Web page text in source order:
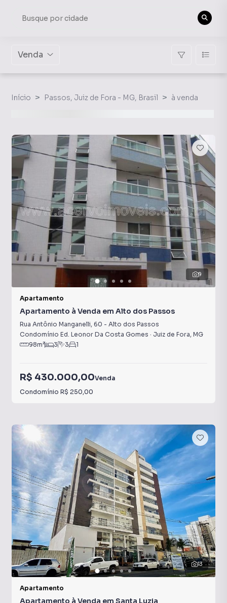
Venda
Início Passos, Juiz de Fora - MG, Brasil à venda
9
Apartamento
Apartamento à Venda em Alto dos Passos
Rua Antônio Manganelli, 60 - Alto dos Passos
Condomínio Ed. Leonor Da Costa Gomes · Juiz de Fora, MG
98m² 3 3 1
R$ 430.000,00Venda
Condomínio R$ 250,00
13
Apartamento
Apartamento à Venda em Santa Luzia